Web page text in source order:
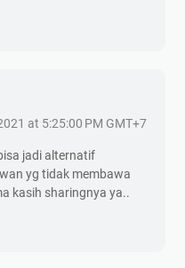
at 5:25:00 PM GMT+7
jadi alternatif
yg tidak membawa
kasih sharingnya ya..